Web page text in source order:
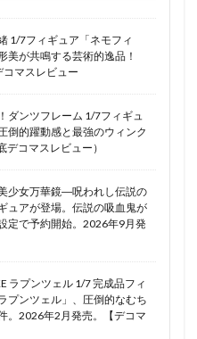
1/7フィギュア「ネモフィ
美が共鳴する芸術的逸品！
マスレビュー
ダンツフレーム 1/7フィギュ
倒的躍動感と最強のウィンク
コマスレビュー）
少女万華鏡―呪われし伝説の
ュアが登場。伝説の吸血鬼が
定で予約開始。2026年9月発
ラプンツェル 1/7 完成品フィ
プンツェル」、圧倒的なむち
。2026年2月発売。【デコマ